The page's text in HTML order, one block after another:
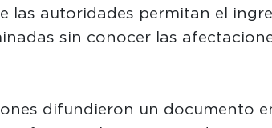
las autoridades permitan el
sin conocer las
difundieron un documento